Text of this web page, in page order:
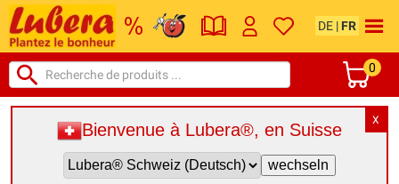
DE | FR
0
X
Bienvenue à Lubera®, en Suisse